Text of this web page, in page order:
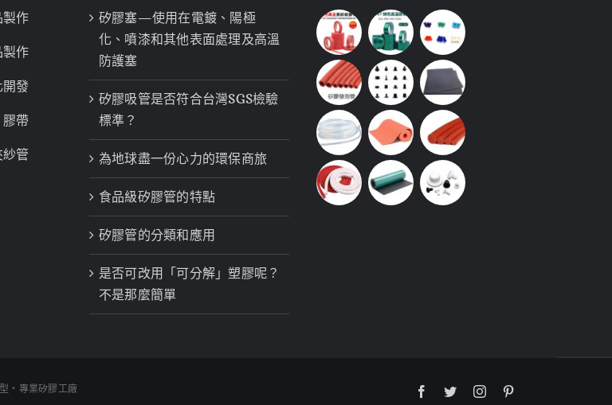
作
作
發
帶
管
矽膠塞—使用在電鍍、陽極
化、噴漆和其他表面處理及高溫
防護塞
矽膠吸管是否符合台灣SGS檢驗
標準？
為地球盡一份心力的環保商旅
食品級矽膠管的特點
矽膠管的分類和應用
是否可改用「可分解」塑膠呢？
不是那麼簡單
・專業矽膠工廠 Facebook
TwitterInstagram